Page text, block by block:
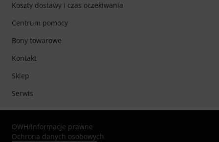
Koszty dostawy i czas oczekiwania
Centrum pomocy
Bony towarowe
Kontakt
Sklep
Serwis
OWH/Informacje prawne
Ochrona danych osobowych